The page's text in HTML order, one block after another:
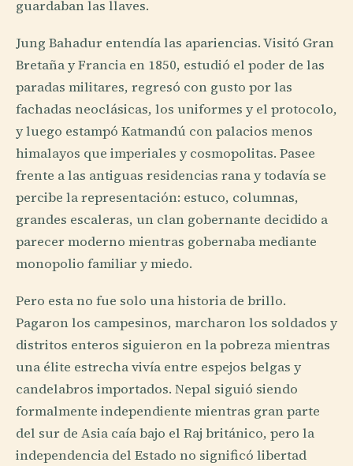
guardaban las llaves.
Jung Bahadur entendía las apariencias. Visitó Gran
Bretaña y Francia en 1850, estudió el poder de las
paradas militares, regresó con gusto por las
fachadas neoclásicas, los uniformes y el protocolo,
y luego estampó Katmandú con palacios menos
himalayos que imperiales y cosmopolitas. Pasee
frente a las antiguas residencias rana y todavía se
percibe la representación: estuco, columnas,
grandes escaleras, un clan gobernante decidido a
parecer moderno mientras gobernaba mediante
monopolio familiar y miedo.
Pero esta no fue solo una historia de brillo.
Pagaron los campesinos, marcharon los soldados y
distritos enteros siguieron en la pobreza mientras
una élite estrecha vivía entre espejos belgas y
candelabros importados. Nepal siguió siendo
formalmente independiente mientras gran parte
del sur de Asia caía bajo el Raj británico, pero la
independencia del Estado no significó libertad